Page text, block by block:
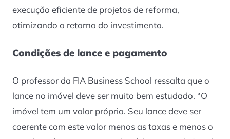
execução eficiente de projetos de reforma,
otimizando o retorno do investimento.
Condições de lance e pagamento
O professor da FIA Business School ressalta que o
lance no imóvel deve ser muito bem estudado. “O
imóvel tem um valor próprio. Seu lance deve ser
coerente com este valor menos as taxas e menos o